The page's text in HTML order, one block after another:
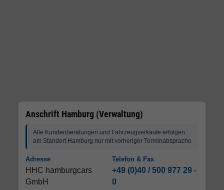
Anschrift Hamburg (Verwaltung)
Alle Kundenberatungen und Fahrzeugverkäufe erfolgen
am Standort Hamburg nur mit vorheriger Terminabsprache
Adresse
HHC hamburgcars
GmbH
Telefon & Fax
+49 (0)40 / 500 977 29 -
0